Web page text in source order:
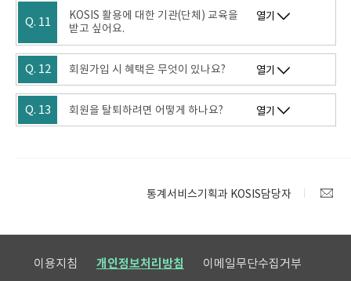
Q. 11
KOSIS 활용에 대한 기관(단체) 교육을
받고 싶어요.
열기
Q. 12 회원가입 시 혜택은 무엇이 있나요? 열기
Q. 13 회원을 탈퇴하려면 어떻게 하나요? 열기
통계서비스기획과 KOSIS담당자
이용지침 개인정보처리방침 이메일무단수집거부